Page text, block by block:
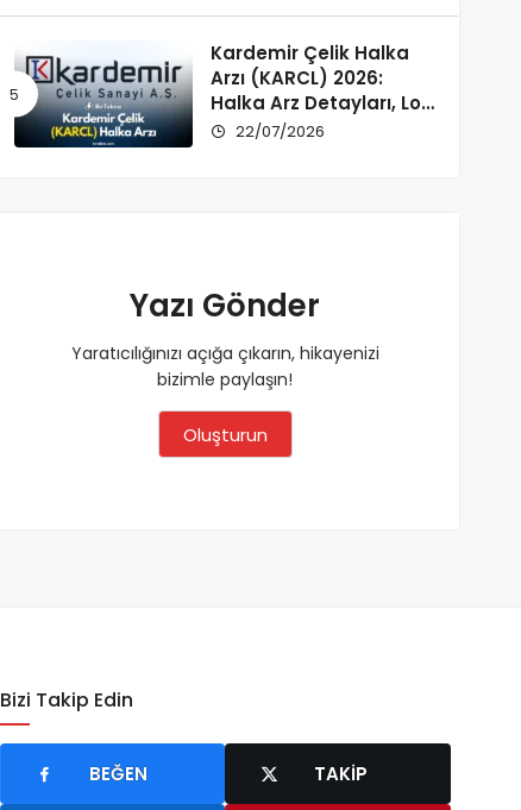
Kardemir Çelik Halka
Arzı (KARCL) 2026:
Halka Arz Detayları, Lot
Dağılımı ve Şirket Profili
22/07/2026
Yazı Gönder
Yaratıcılığınızı açığa çıkarın, hikayenizi
bizimle paylaşın!
Oluşturun
Bizi Takip Edin
BEĞEN TAKIP